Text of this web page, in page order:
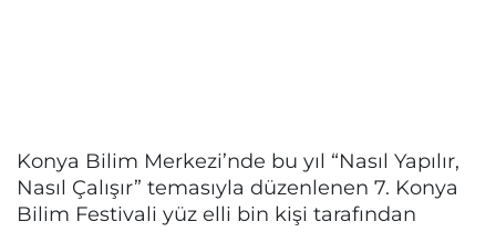
Konya Bilim Merkezi’nde bu yıl “Nasıl Yapılır,
Nasıl Çalışır” temasıyla düzenlenen 7. Konya
Bilim Festivali yüz elli bin kişi tarafından